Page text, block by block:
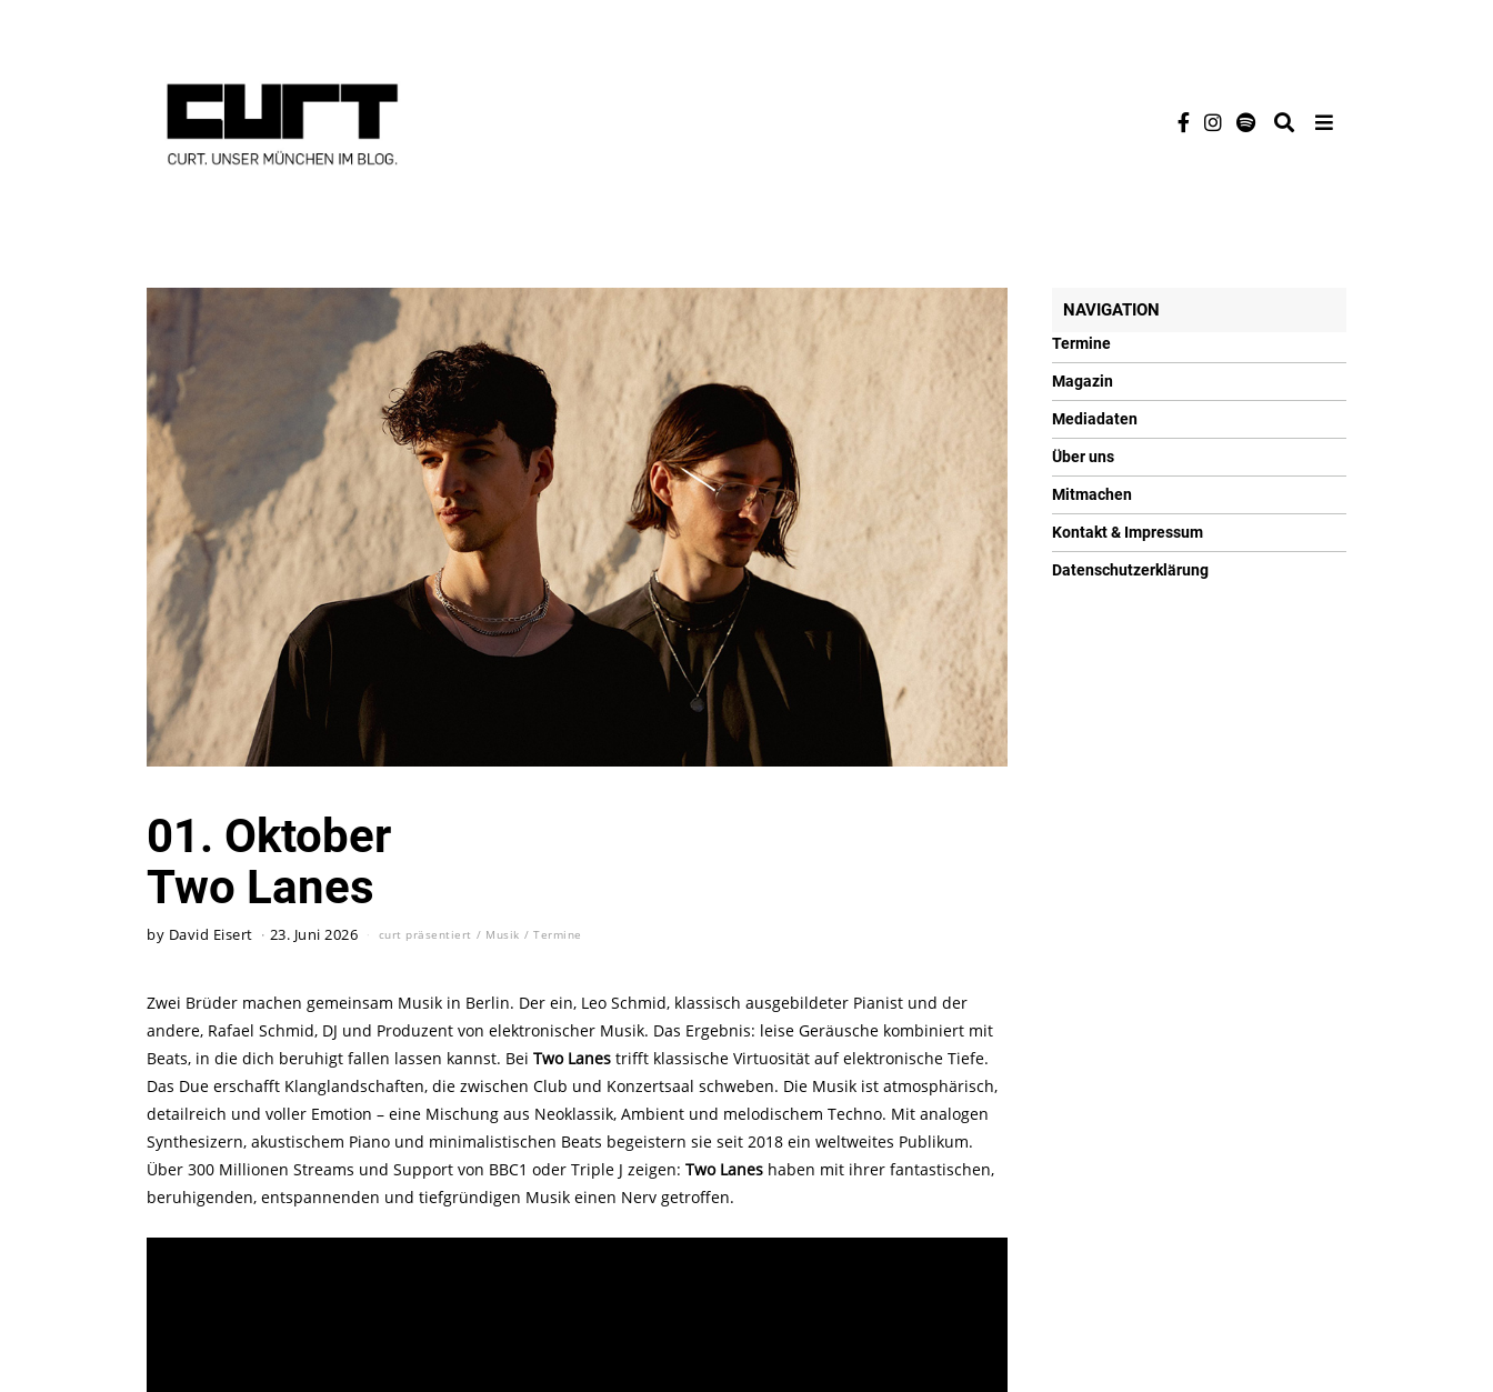
01. Oktober
Two Lanes
by David Eisert 23. Juni 2026 curt präsentiert / Musik / Termine
Zwei Brüder machen gemeinsam Musik in Berlin. Der ein, Leo Schmid, klassisch ausgebildeter Pianist und der
andere, Rafael Schmid, DJ und Produzent von elektronischer Musik. Das Ergebnis: leise Geräusche kombiniert mit
Beats, in die dich beruhigt fallen lassen kannst. Bei Two Lanes trifft klassische Virtuosität auf elektronische Tiefe.
Das Due erschafft Klanglandschaften, die zwischen Club und Konzertsaal schweben. Die Musik ist atmosphärisch,
detailreich und voller Emotion – eine Mischung aus Neoklassik, Ambient und melodischem Techno. Mit analogen
Synthesizern, akustischem Piano und minimalistischen Beats begeistern sie seit 2018 ein weltweites Publikum.
Über 300 Millionen Streams und Support von BBC1 oder Triple J zeigen: Two Lanes haben mit ihrer fantastischen,
beruhigenden, entspannenden und tiefgründigen Musik einen Nerv getroffen.
NAVIGATION
Termine
Magazin
Mediadaten
Über uns
Mitmachen
Kontakt & Impressum
Datenschutzerklärung